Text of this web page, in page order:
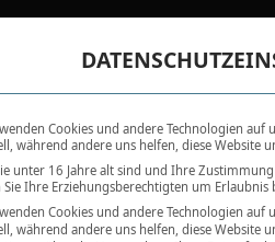
IMMOBILIEN REFERENZEN
Ausstattung
Cookies und andere Technologien auf
während andere uns helfen, diese Website
unter 16 Jahre alt sind und Ihre
Sie Ihre Erziehungsberechtigten um Erlaubnis
Cookies und andere Technologien auf
während andere uns helfen, diese Website